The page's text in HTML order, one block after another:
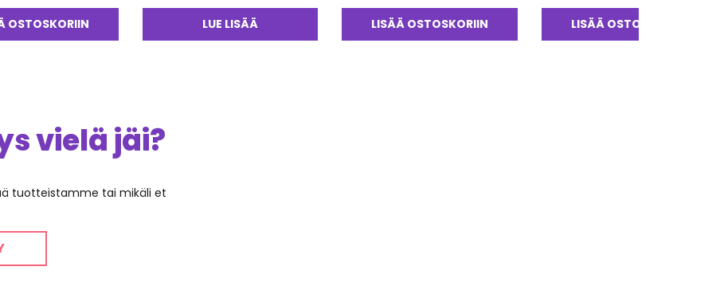
OSTOSKORIIN LUE LISÄÄ LISÄÄ OSTOSKORIIN LISÄÄ OSTOSKORIIN
vielä jäi?
tuotteistamme tai mikäli et